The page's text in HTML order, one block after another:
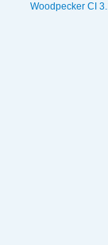
Woodpecker CI